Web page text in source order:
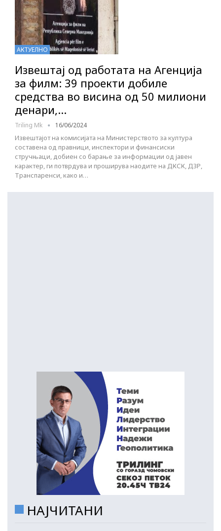
АКТУЕЛНО
Извештај од работата на Агенција
за филм: 39 проекти добиле
средства во висина од 50 милиони
денари,…
Triling Mk 16/06/2024
Извештајот на комисијата на Министерството за култура
составена од правници, инспектори и финансиски
стручњаци, добиен со барање за информации од јавен
карактер, ги потврдува и проширува наодите на ДКСК, ДЗР,
Транспаренси, како и…
НАЈЧИТАНИ